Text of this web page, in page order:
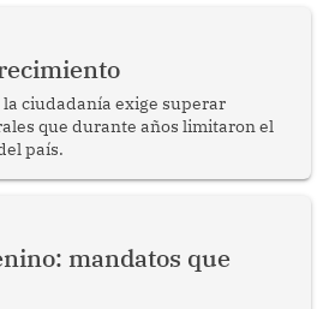
ciudadanía exige superar
que durante años limitaron el
país.
mandatos que